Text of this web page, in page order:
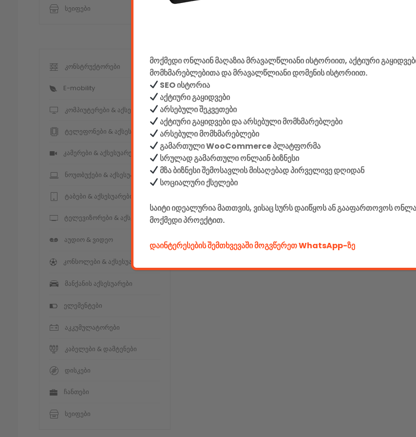
სეიფები
კონსტრუქტორები
E-mobility
კომპიუტერები & აქსესუარები
ტელეფონები & აქსესუარები
კამერები & აქსესუარები
ნოუთბუქები & აქსესუარები
ტაბები & აქსესუარები
ტელევიზორები & აქსესუარები
აუდიო & ვიდეო
კონსოლები & აქსესუარები
მანქანის აქსესუარები
ელემენტები
აკკუმულატორები
კაბელები & დამტენები
დისკები
ჩანთები
სეიფები
მოქმედი ონლაინ მაღაზია მრავალწლიანი ისტორიით, აქტიური
მომხმარებლებითა და მრავალწლიანი დომენის ისტორიით.
SEO ისტორია
აქტიური გაყიდვები
არსებული შეკვეთები
აქტიური გაყიდვები და არსებული მომხმარებლები
არსებული მომხმარებლები
გამართული WooCommerce პლატფორმა
სრულად გამართული ონლაინ ბიზნესი
მზა ბიზნესი შემოსავლის მისაღებად პირველივე დღიდან
სოციალური ქსელები
საიტი იდეალურია მათთვის, ვისაც სურს დაიწყოს ან გააფართოვოს
მოქმედი პროექტით.
დაინტერესების შემთხვევაში მოგვწერეთ WhatsApp-ზე